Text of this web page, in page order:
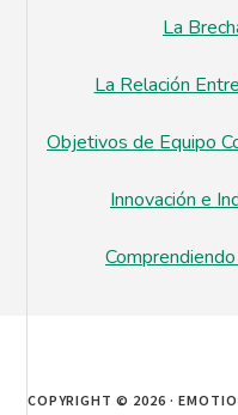
La
La Relación
Objetivos de Equipo
Innovación e
COPYRIGHT © 2026 ·